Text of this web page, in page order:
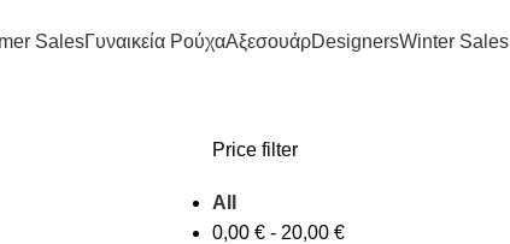
SalesΓυναικεία ΡούχαΑξεσουάρDesignersWinter Sales
Price filter
All
0,00 € - 20,00 €